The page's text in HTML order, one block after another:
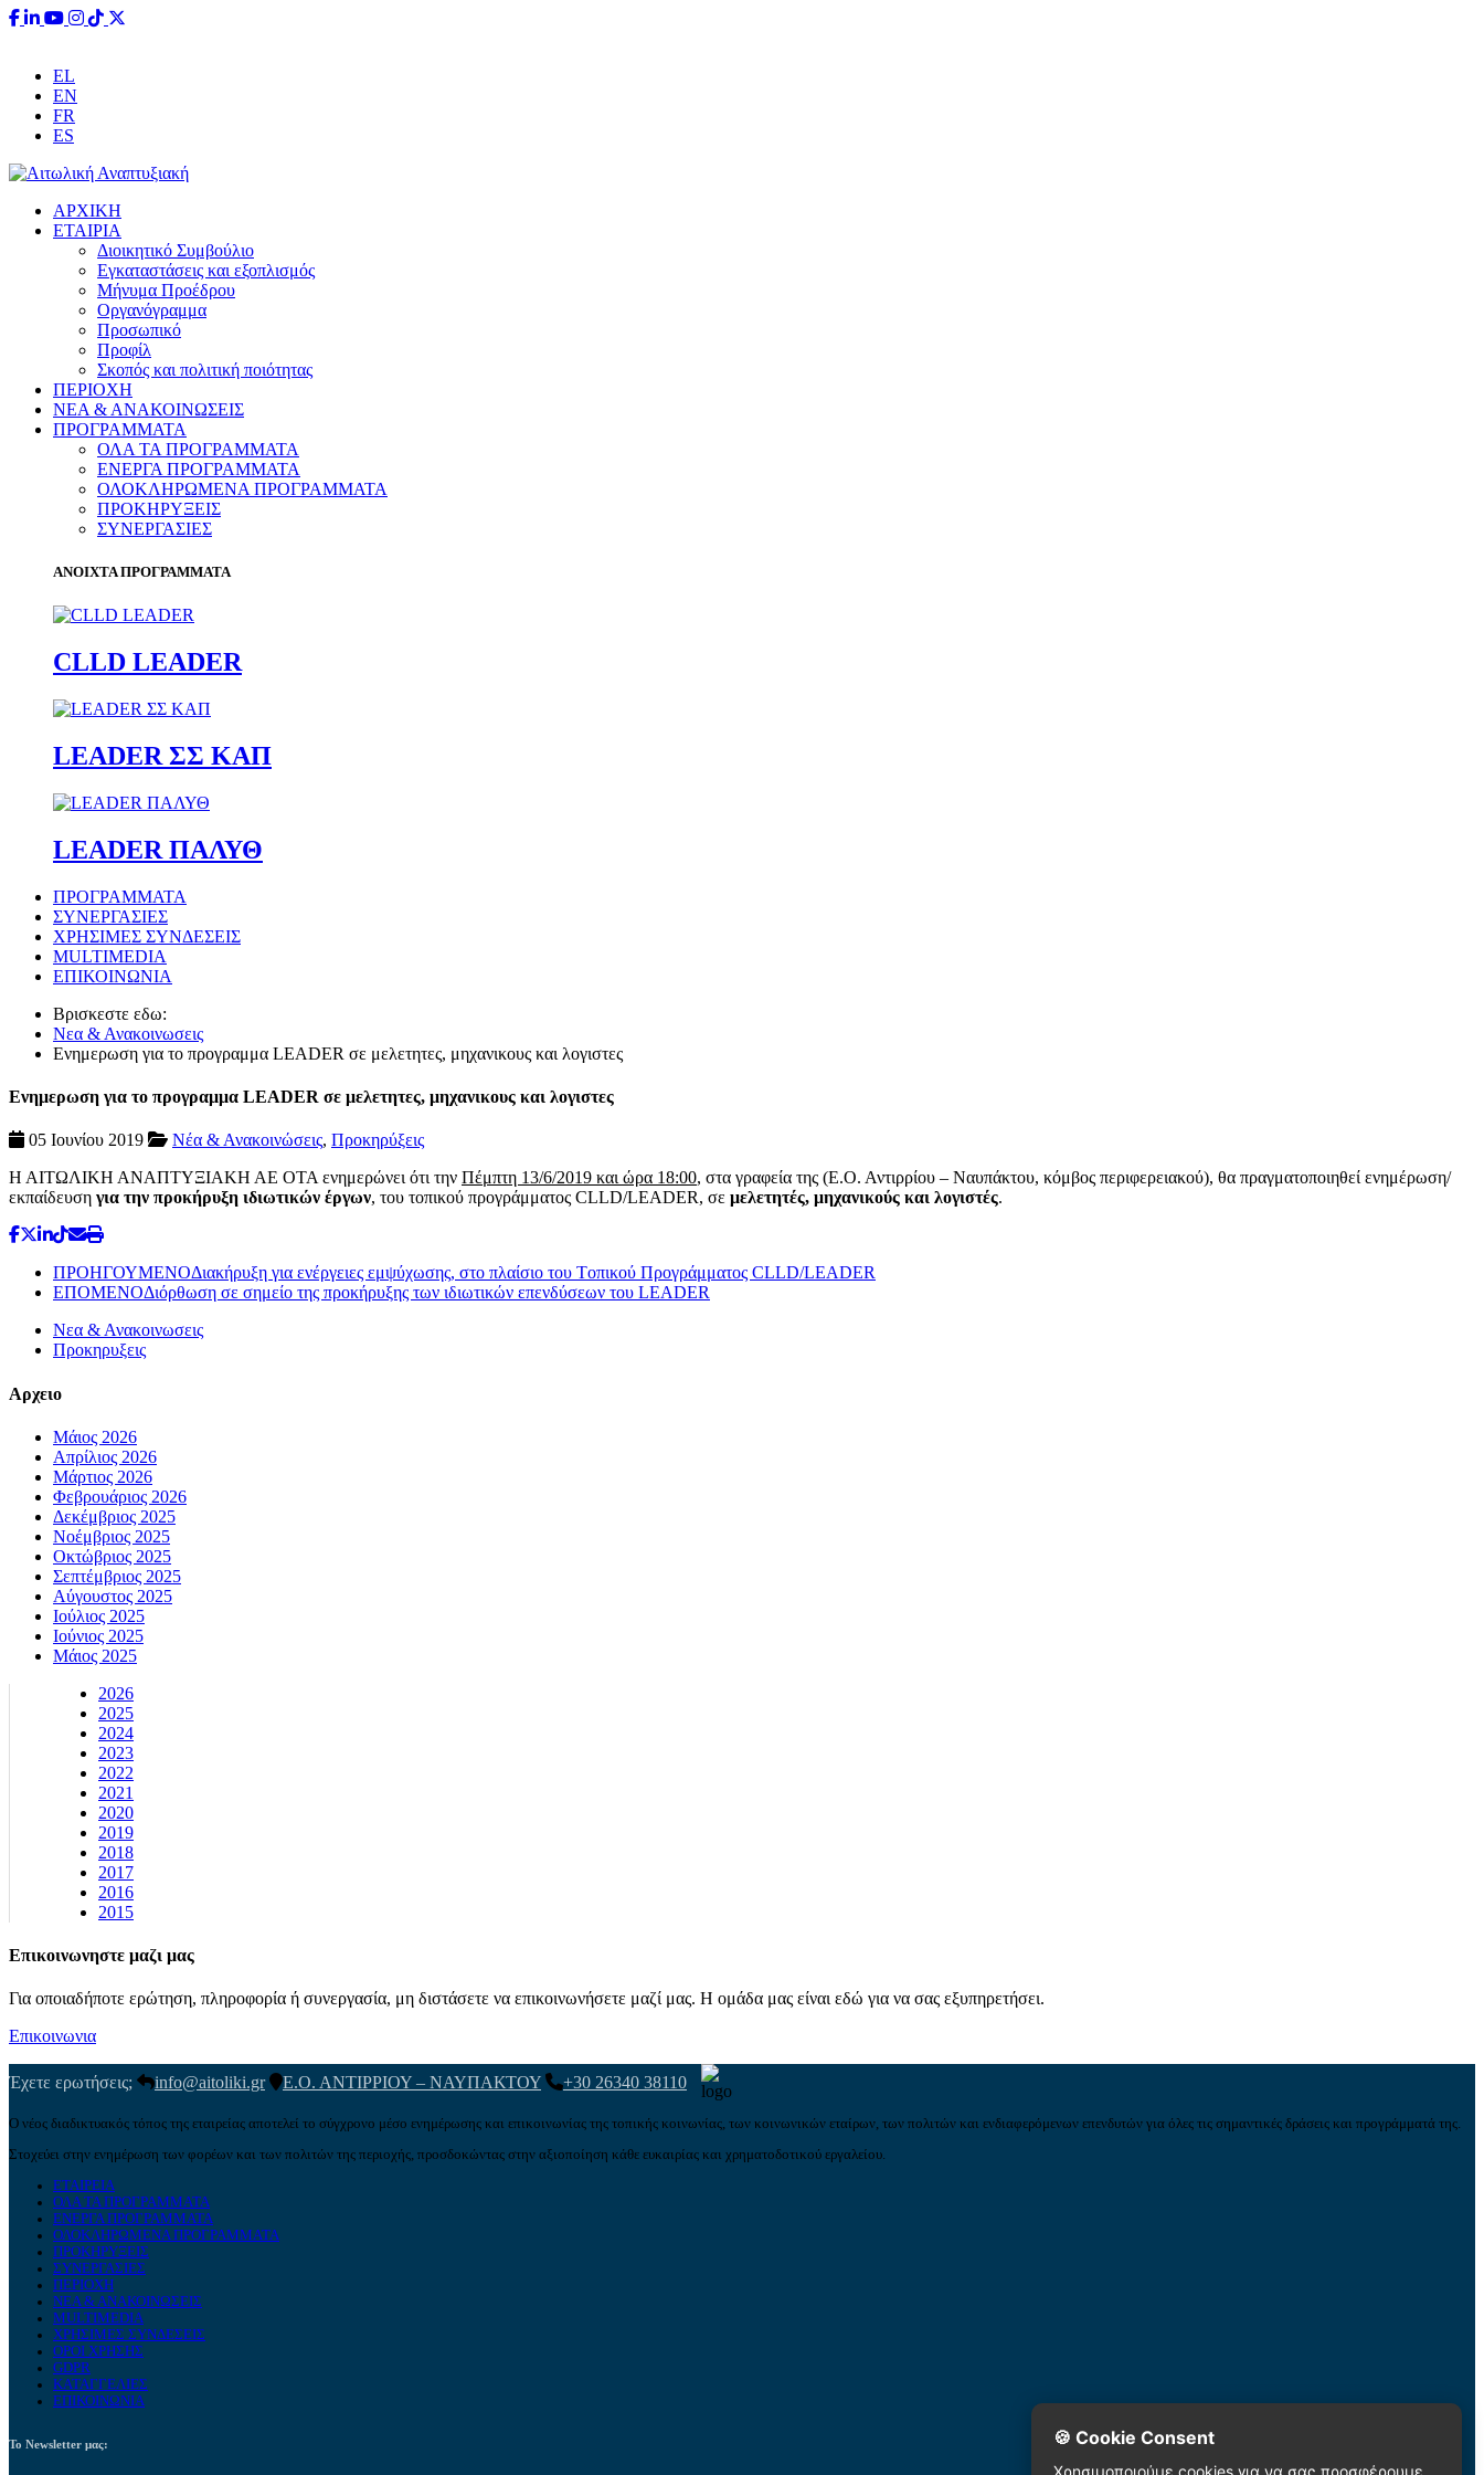
EL
EN
FR
ES
ΑΡΧΙΚΗ
ΕΤΑΙΡΙΑ
Διοικητικό Συμβούλιο
Εγκαταστάσεις και εξοπλισμός
Μήνυμα Προέδρου
Οργανόγραμμα
Προσωπικό
Προφίλ
Σκοπός και πολιτική ποιότητας
ΠΕΡΙΟΧΗ
ΝΕΑ & ΑΝΑΚΟΙΝΩΣΕΙΣ
ΠΡΟΓΡΑΜΜΑΤΑ
ΟΛΑ ΤΑ ΠΡΟΓΡΑΜΜΑΤΑ
ΕΝΕΡΓΑ ΠΡΟΓΡΑΜΜΑΤΑ
ΟΛΟΚΛΗΡΩΜΕΝΑ ΠΡΟΓΡΑΜΜΑΤΑ
ΠΡΟΚΗΡΥΞΕΙΣ
ΣΥΝΕΡΓΑΣΙΕΣ
ΑΝΟΙΧΤΑ ΠΡΟΓΡΑΜΜΑΤΑ
CLLD LEADER
LEADER ΣΣ ΚΑΠ
LEADER ΠΑΛΥΘ
ΠΡΟΓΡΑΜΜΑΤΑ
ΣΥΝΕΡΓΑΣΙΕΣ
ΧΡΗΣΙΜΕΣ ΣΥΝΔΕΣΕΙΣ
MULTIMEDIA
ΕΠΙΚΟΙΝΩΝΙΑ
Βρισκεστε εδω:
Νεα & Ανακοινωσεις
Ενημερωση για το προγραμμα LEADER σε μελετητες, μηχανικους και λογιστες
Ενημερωση για το προγραμμα LEADER σε μελετητες, μηχανικους και λογιστες
05 Ιουνίου 2019 Νέα & Ανακοινώσεις, Προκηρύξεις
Η ΑΙΤΩΛΙΚΗ ΑΝΑΠΤΥΞΙΑΚΗ ΑΕ ΟΤΑ ενημερώνει ότι την Πέμπτη 13/6/2019 και ώρα 18:00, στα γραφεία της (Ε.Ο. Αντιρρίου – Ναυπάκτου, κόμβος περιφερειακού), θα πραγματοποιηθεί ενημέρωση/
εκπαίδευση για την προκήρυξη ιδιωτικών έργων, του τοπικού προγράμματος CLLD/LEADER, σε μελετητές, μηχανικούς και λογιστές.
ΠΡΟΗΓΟΥΜΕΝΟΔιακήρυξη για ενέργειες εμψύχωσης, στο πλαίσιο του Tοπικού Προγράμματος CLLD/LEADER
ΕΠΟΜΕΝΟΔιόρθωση σε σημείο της προκήρυξης των ιδιωτικών επενδύσεων του LEADER
Νεα & Ανακοινωσεις
Προκηρυξεις
Αρχειο
Μάιος 2026
Απρίλιος 2026
Μάρτιος 2026
Φεβρουάριος 2026
Δεκέμβριος 2025
Νοέμβριος 2025
Οκτώβριος 2025
Σεπτέμβριος 2025
Αύγουστος 2025
Ιούλιος 2025
Ιούνιος 2025
Μάιος 2025
2026
2025
2024
2023
2022
2021
2020
2019
2018
2017
2016
2015
Επικοινωνηστε μαζι μας
Για οποιαδήποτε ερώτηση, πληροφορία ή συνεργασία, μη διστάσετε να επικοινωνήσετε μαζί μας. Η ομάδα μας είναι εδώ για να σας εξυπηρετήσει.
Επικοινωνια
Έχετε ερωτήσεις; info@aitoliki.gr Ε.Ο. ΑΝΤΙΡΡΙΟΥ – ΝΑΥΠΑΚΤΟΥ +30 26340 38110
Ο νέος διαδικτυακός τόπος της εταιρείας αποτελεί το σύγχρονο μέσο ενημέρωσης και επικοινωνίας της τοπικής κοινωνίας, των κοινωνικών εταίρων, των πολιτών και ενδιαφερόμενων επενδυτών για όλες τις σημαντικές δράσεις και προγράμματά της.
Στοχεύει στην ενημέρωση των φορέων και των πολιτών της περιοχής, προσδοκώντας στην αξιοποίηση κάθε ευκαιρίας και χρηματοδοτικού εργαλείου.
ΕΤΑΙΡΕΙΑ
ΟΛΑ ΤΑ ΠΡΟΓΡΑΜΜΑΤΑ
ΕΝΕΡΓΑ ΠΡΟΓΡΑΜΜΑΤΑ
ΟΛΟΚΛΗΡΩΜΕΝΑ ΠΡΟΓΡΑΜΜΑΤΑ
ΠΡΟΚΗΡΥΞΕΙΣ
ΣΥΝΕΡΓΑΣΙΕΣ
ΠΕΡΙΟΧΗ
ΝΕΑ & ΑΝΑΚΟΙΝΩΣΕΙΣ
MULTIMEDIA
ΧΡΗΣΙΜΕΣ ΣΥΝΔΕΣΕΙΣ
ΟΡΟΙ ΧΡΗΣΗΣ
GDPR
ΚΑΤΑΓΓΕΛΙΕΣ
ΕΠΙΚΟΙΝΩΝΙΑ
Το Newsletter μας: 🍪 Cookie Consent
Χρησιμοποιούμε cookies για να σας προσφέρουμε